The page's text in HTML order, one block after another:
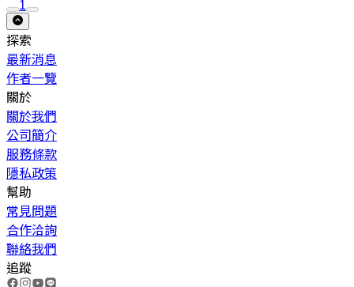
1
探索
最新消息
作者一覽
關於
關於我們
公司簡介
服務條款
隱私政策
幫助
常見問題
合作洽詢
聯絡我們
追蹤